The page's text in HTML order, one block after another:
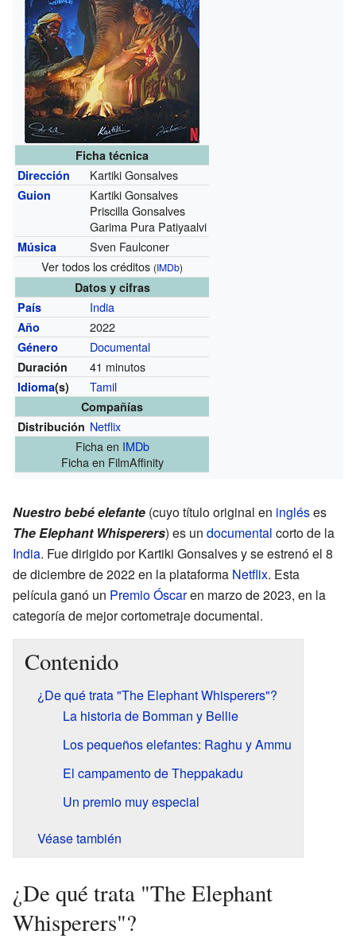
Ficha técnica
Dirección
Kartiki Gonsalves
Guion
Kartiki Gonsalves
Priscilla Gonsalves
Garima Pura Patiyaalvi
Música
Sven Faulconer
Ver todos los créditos (IMDb)
Datos y cifras
País
India
Año 2022
Género Documental
Duración 41 minutos
Idioma(s) Tamil
Compañías
Distribución Netflix
Ficha en IMDb
Ficha en FilmAffinity
Nuestro bebé elefante (cuyo título original en ingléses
The Elephant Whisperers) es un documental corto de la
India. Fue dirigido por Kartiki Gonsalves y se estrenó el 8
de diciembre de 2022 en la plataforma Netflix. Esta
película ganó un Premio Óscaren marzo de 2023, en la
categoría de mejor cortometraje documental.
Contenido
¿De qué trata "The Elephant Whisperers"?
La historia de Bomman y Bellie
Los pequeños elefantes: Raghu y Ammu
El campamento de Theppakadu
Un premio muy especial
Véase también
¿De qué trata "The Elephant
Whisperers"?